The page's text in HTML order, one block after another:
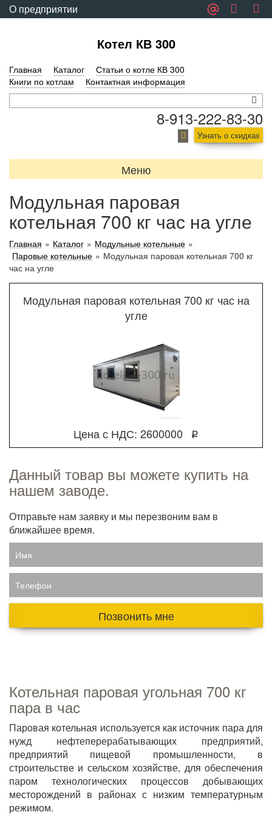
О предприятии
Котел КВ 300
Главная Каталог
Статьи о котле КВ 300
Книги по котлам
Контактная информация
8-913-222-83-30
Узнать о скидках
Меню
Модульная паровая
котельная 700 кг час на угле
Главная » Каталог » Модульные котельные »
Паровые котельные » Модульная паровая котельная 700 кг
час на угле
Модульная паровая котельная 700 кг час на
угле
Цена с НДС: 2600000 q
Данный товар вы можете купить на
нашем заводе.
Отправьте нам заявку и мы перезвоним вам в
ближайшее время.
Имя
Телефон
Позвонить мне
Котельная паровая угольная 700 кг
пара в час
Паровая котельная используется как источник пара для
нужд нефтеперерабатывающих предприятий,
предприятий пищевой промышленности, в
строительстве и сельском хозяйстве, для обеспечения
паром технологических процессов добывающих
месторождений в районах с низким температурным
режимом.